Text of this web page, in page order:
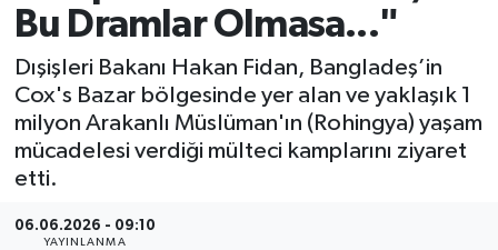
Bu Dramlar Olmasa..."
Dışişleri Bakanı Hakan Fidan, Bangladeş’in
Cox's Bazar bölgesinde yer alan ve yaklaşık 1
milyon Arakanlı Müslüman'ın (Rohingya) yaşam
mücadelesi verdiği mülteci kamplarını ziyaret
etti.
06.06.2026 - 09:10
YAYINLANMA
Lojistik
Otovitrin
Asayiş
Gayrimenkul
Son Dakika Haberleri
Haber Arşivi